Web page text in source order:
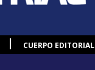
CUERPO EDITORIAL